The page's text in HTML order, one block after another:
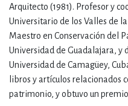
Arquitecto (1981). Profesor y
Universitario de los Valles de
Maestro en Conservación del
Universidad de Guadalajara, y
Universidad de Camagüey,
libros y artículos relacionados
patrimonio, y obtuvo un